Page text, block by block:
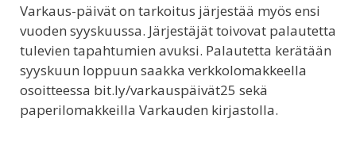
Varkaus-päivät on tarkoitus järjestää myös ensi
vuoden syyskuussa. Järjestäjät toivovat palautetta
tulevien tapahtumien avuksi. Palautetta kerätään
syyskuun loppuun saakka verkkolomakkeella
osoitteessa bit.ly/varkauspäivät25 sekä
paperilomakkeilla Varkauden kirjastolla.